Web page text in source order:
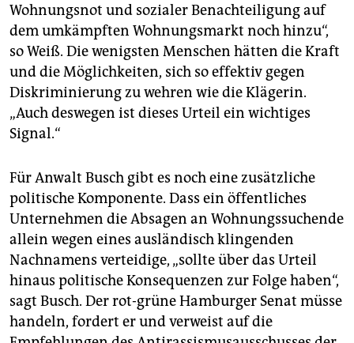
Wohnungsnot und sozialer Benachteiligung auf
dem umkämpften Wohnungsmarkt noch hinzu“,
so Weiß. Die wenigsten Menschen hätten die Kraft
und die Möglichkeiten, sich so effektiv gegen
Diskriminierung zu wehren wie die Klägerin.
„Auch deswegen ist dieses Urteil ein wichtiges
Signal.“
Für Anwalt Busch gibt es noch eine zusätzliche
politische Komponente. Dass ein öffentliches
Unternehmen die Absagen an Wohnungssuchende
allein wegen eines ausländisch klingenden
Nachnamens verteidige, „sollte über das Urteil
hinaus politische Konsequenzen zur Folge haben“,
sagt Busch. Der rot-grüne Hamburger Senat müsse
handeln, fordert er und verweist auf die